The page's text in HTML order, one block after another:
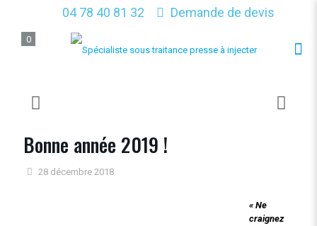
04 78 40 81 32 Demande de devis
0
Bonne année 2019 !
28 décembre 2018
« Ne
craignez